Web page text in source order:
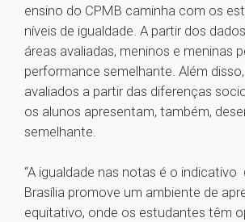
ensino do CPMB caminha com os
níveis de igualdade. A partir dos
áreas avaliadas, meninos e meninas
performance semelhante. Além
avaliados a partir das diferenças
os alunos apresentam, também,
semelhante.
“A igualdade nas notas é o indicativo
Brasília promove um ambiente de
equitativo, onde os estudantes têm